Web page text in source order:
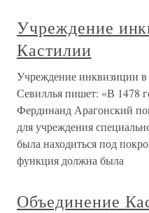
Учреждение
Кастилии
Учреждение инквизиции
Севиллья пишет: «В 1478
Фердинанд Арагонский
для учреждения
была находиться под
функция должна была
Объединение